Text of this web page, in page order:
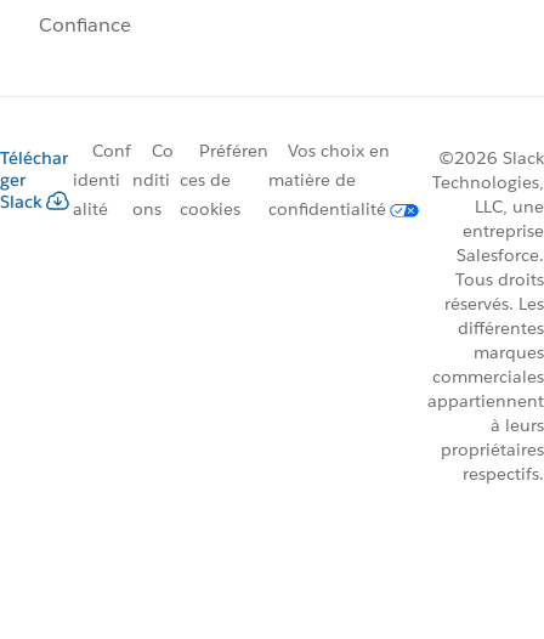
Confiance
Téléchar
ger
Slack
Conf
identi
alité
Co
nditi
ons
Préféren
ces de
cookies
Vos choix en
matière de
confidentialité
©2026 Slack
Technologies,
LLC, une
entreprise
Salesforce.
Tous droits
réservés. Les
différentes
marques
commerciales
appartiennent
à leurs
propriétaires
respectifs.